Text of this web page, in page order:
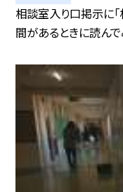
相談室入り口掲示に「
間があるときに読ん